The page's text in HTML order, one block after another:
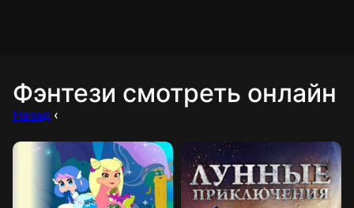
Фэнтези смотреть онлайн
Назад ‹